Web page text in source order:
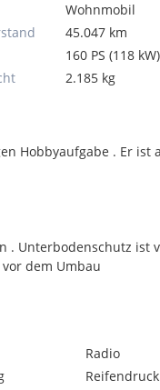
Wohnmobil
45.047 km
160 PS (118 kW)
2.185 kg
Hobbyaufgabe . Er ist
. Unterbodenschutz ist
dem Umbau
Radio